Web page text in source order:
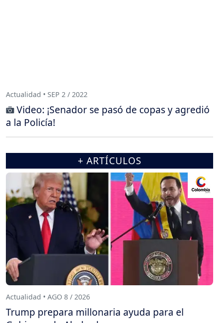
Actualidad • SEP 2 / 2022
Video: ¡Senador se pasó de copas y agredió
a la Policía!
+ ARTÍCULOS
Actualidad • AGO 8 / 2026
Trump prepara millonaria ayuda para el